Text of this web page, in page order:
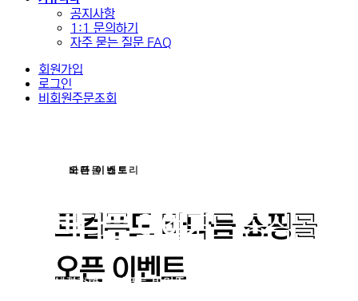
공지사항
1:1 문의하기
자주 묻는 질문 FAQ
회원가입
로그인
비회원주문조회
특별한 바다듬
제철 수산물을 집에서 간편
서해안 제철 수산물을 맛보는 가장 신선한 방법!
오픈 이벤트
로컬푸드 바다듬 쇼핑몰
오픈 이벤트
바다듬 스토리
바다듬 이야기
생산자와 소비자를 이어주다.
오픈 이벤트
바다듬 로컬푸드 공식몰 오
보령수협 로컬푸드 바다듬 공식몰 오픈 기념 인스타그램 팔